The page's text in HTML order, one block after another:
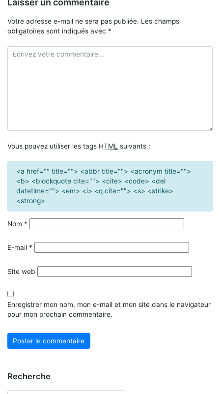
Laisser un commentaire
Votre adresse e-mail ne sera pas publiée. Les champs
obligatoires sont indiqués avec *
Vous pouvez utiliser les tags HTML suivants :
<a href="" title=""> <abbr title=""> <acronym title="">
<b> <blockquote cite=""> <cite> <code> <del
datetime=""> <em> <i> <q cite=""> <s> <strike>
<strong>
Nom *
E-mail *
Site web
Enregistrer mon nom, mon e-mail et mon site dans le navigateur
pour mon prochain commentaire.
Recherche